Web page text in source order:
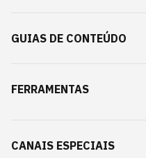
GUIAS DE CONTEÚDO
FERRAMENTAS
CANAIS ESPECIAIS